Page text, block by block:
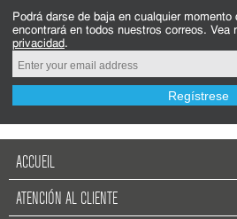
Podrá darse de baja en cualquier momento desde el enlace que
encontrará en todos nuestros correos. Vea
privacidad.
Regístrese
ACCUEIL
ATENCIÓN AL CLIENTE